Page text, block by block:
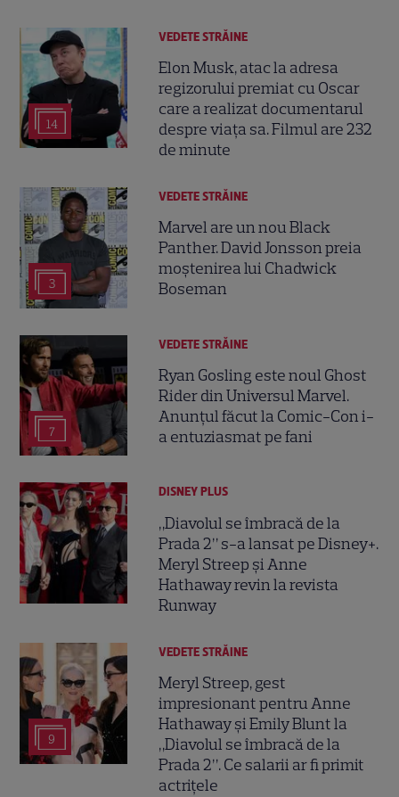
14
VEDETE STRĂINE
Elon Musk, atac la adresa
regizorului premiat cu Oscar
care a realizat documentarul
despre viața sa. Filmul are 232
de minute
3
VEDETE STRĂINE
Marvel are un nou Black
Panther. David Jonsson preia
moștenirea lui Chadwick
Boseman
7
VEDETE STRĂINE
Ryan Gosling este noul Ghost
Rider din Universul Marvel.
Anunțul făcut la Comic-Con i-
a entuziasmat pe fani
DISNEY PLUS
„Diavolul se îmbracă de la
Prada 2” s-a lansat pe Disney+.
Meryl Streep și Anne
Hathaway revin la revista
Runway
9
VEDETE STRĂINE
Meryl Streep, gest
impresionant pentru Anne
Hathaway și Emily Blunt la
„Diavolul se îmbracă de la
Prada 2”. Ce salarii ar fi primit
actrițele